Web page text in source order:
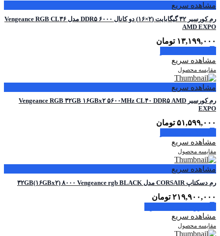
مشاهده سریع
رم کورسیر ۳۲ گیگابایت (۲×۱۶) دو کانال DDR۵ ۶۰۰۰ مدل Vengeance RGB CL۳۶
AMD EXPO
۱۳,۱۹۹,۰۰۰ تومان
مشاهده سریع
مقایسه محصول
مشاهده سریع
رم کورسیر Vengeance RGB ۳۲GB ۱۶GBx۲ ۵۶۰۰MHz CL۴۰ DDR۵ AMD
EXPO
۵۱,۵۹۹,۰۰۰ تومان
مشاهده سریع
مقایسه محصول
مشاهده سریع
رم دسکتاپ CORSAIR مدل ۳۲GB(۱۶GBx۲) ۸۰۰۰ Vengeance rgb BLACK
۲۱۹,۹۰۰,۰۰۰ تومان
مشاهده سریع
مقایسه محصول